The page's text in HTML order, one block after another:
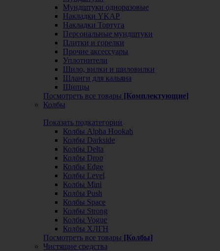
Мундштуки одноразовые
Накладки YKAP
Накладки Тортуга
Персональные мундштуки
Плитки и горелки
Прочие аксессуары
Уплотнители
Шило, вилки и шиловилки
Шланги для кальяна
Щипцы
Посмотреть все товары [Комплектующие]
Колбы
Показать подкатегории
Колбы Alpha Hookah
Колбы Darkside
Колбы Delta
Колбы Drop
Колбы Edge
Колбы Level
Колбы Mini
Колбы Push
Колбы Space
Колбы Strong
Колбы Vogue
Колбы ХЛГН
Посмотреть все товары [Колбы]
Чистящие средства